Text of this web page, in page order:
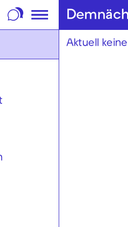
Footer
Aktuell